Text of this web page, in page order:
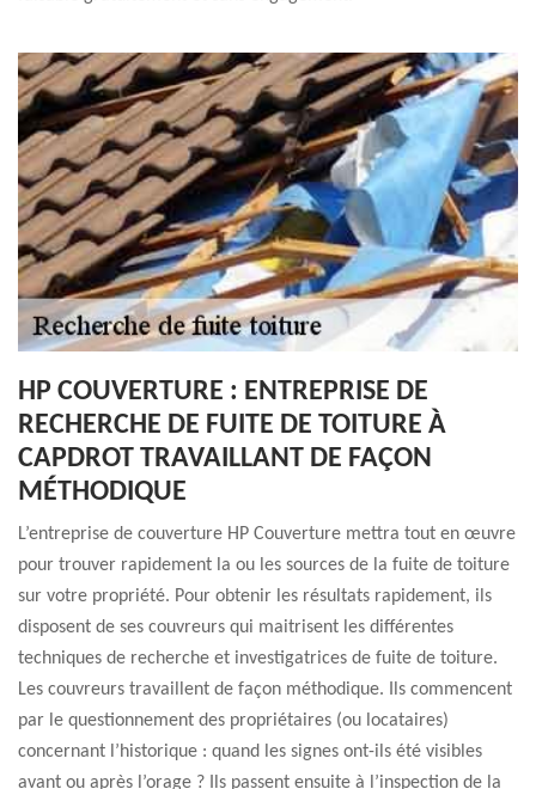
HP COUVERTURE : ENTREPRISE DE
RECHERCHE DE FUITE DE TOITURE À
CAPDROT TRAVAILLANT DE FAÇON
MÉTHODIQUE
L’entreprise de couverture HP Couverture mettra tout en œuvre
pour trouver rapidement la ou les sources de la fuite de toiture
sur votre propriété. Pour obtenir les résultats rapidement, ils
disposent de ses couvreurs qui maitrisent les différentes
techniques de recherche et investigatrices de fuite de toiture.
Les couvreurs travaillent de façon méthodique. Ils commencent
par le questionnement des propriétaires (ou locataires)
concernant l’historique : quand les signes ont-ils été visibles
avant ou après l’orage ? Ils passent ensuite à l’inspection de la